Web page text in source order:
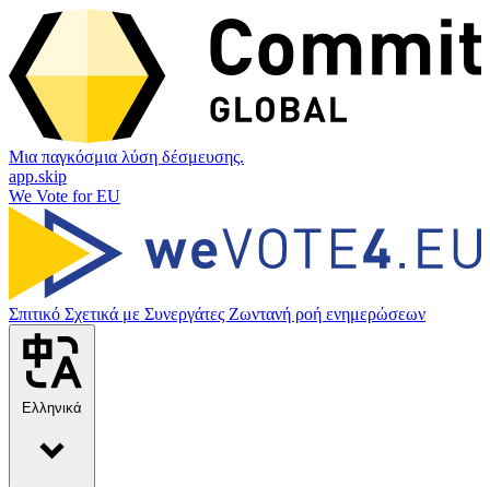
Μια παγκόσμια λύση δέσμευσης.
app.skip
We Vote for EU
Σπιτικό Σχετικά με Συνεργάτες Ζωντανή ροή ενημερώσεων
Ελληνικά